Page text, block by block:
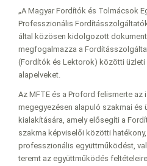
„A Magyar Fordítók és Tolmácsok
Professzionális Fordításszolgáltatók
által közösen kidolgozott
megfogalmazza a
(Fordítók és Lektorok) közötti
alapelveket.
Az MFTE és a Proford felismerte
megegyezésen alapuló szakmai és
kialakítására, amely elősegíti a
szakma képviselői közötti
professzionális együttműködést,
teremt az együttműködés